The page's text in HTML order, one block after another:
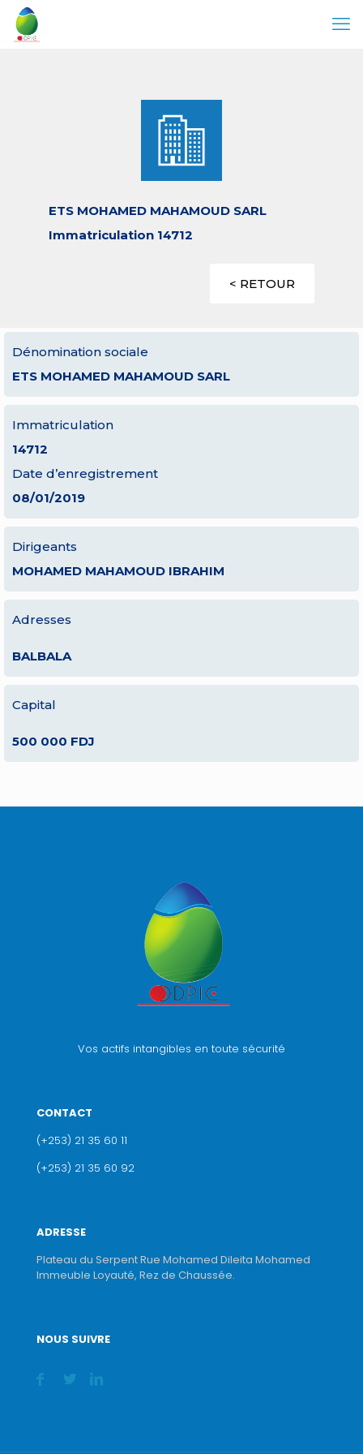
ETS MOHAMED MAHAMOUD SARL
Immatriculation 14712
< RETOUR
Dénomination sociale
ETS MOHAMED MAHAMOUD SARL
Immatriculation
14712
Date d’enregistrement
08/01/2019
Dirigeants
MOHAMED MAHAMOUD IBRAHIM
Adresses
BALBALA
Capital
500 000 FDJ
Vos actifs intangibles en toute sécurité
CONTACT
(+253) 21 35 60 11
(+253) 21 35 60 92
ADRESSE
Plateau du Serpent Rue Mohamed Dileita Mohamed
Immeuble Loyauté, Rez de Chaussée.
NOUS SUIVRE